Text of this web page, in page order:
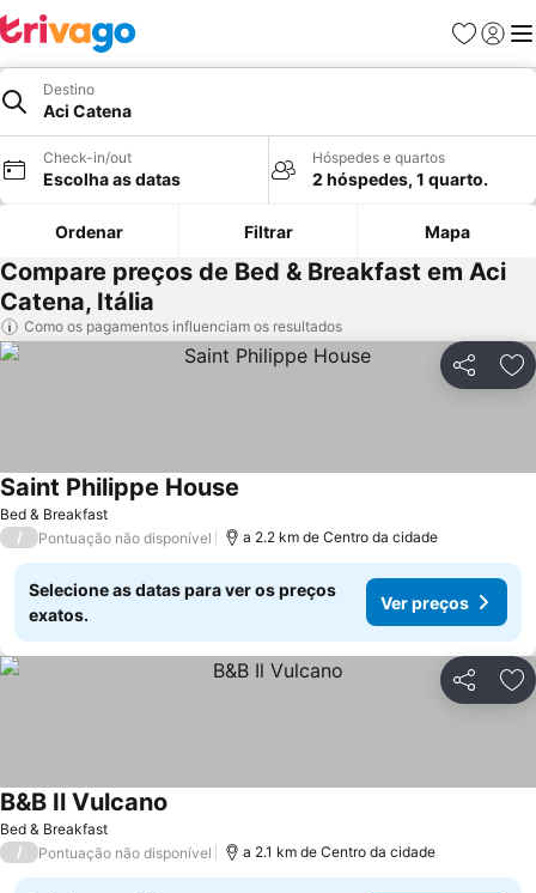
Favoritos
Iniciar
Destino
Aci Catena
Check-in/out
Escolha as datas
Hóspedes e quartos
2 hóspedes, 1 quarto.
Ordenar Filtrar Mapa
Compare preços de Bed & Breakfast em Aci
Catena, Itália
Como os pagamentos influenciam os resultados
Partilhar
Bed & Breakfast
Saint Philippe House
/ Pontuação não disponível a 2.2 km de Centro da cidade
Selecione as datas para ver os preços
exatos.
Ver preços
Partilhar
Bed & Breakfast
B&B Il Vulcano
/ Pontuação não disponível a 2.1 km de Centro da cidade